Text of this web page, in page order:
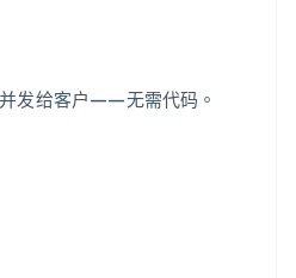
发给客户——无需代码。